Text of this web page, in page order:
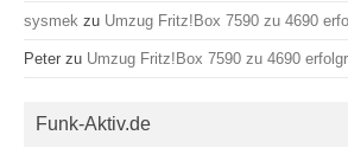
sysmek zu Umzug Fritz!Box 7590 zu 4690
Peter zu Umzug Fritz!Box 7590 zu 4690
Funk-Aktiv.de